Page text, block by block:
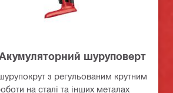
шуруповерт
з регульованим крутним
на сталі та інших металах